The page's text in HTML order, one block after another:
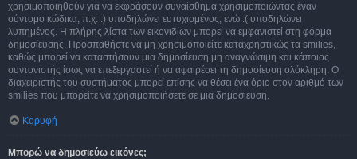
χρησιμοποιηθούν για να εκφράσουν συναίσθημα χρησιμοποιώντας έναν
σύντομο κώδικα, π.χ. :) υποδηλώνει ευτυχισμένος, ενώ :( υποδηλώνει
λυπημένος. Η πλήρης λίστα των εικονιδίων μπορεί να εμφανιστεί στη φόρμα
δημοσίευσης. Προσπαθήστε να μη χρησιμοποιείτε καταχρηστικώς τα smilies,
καθώς μπορεί να καταστήσουν μια δημοσίευση μη αναγνώσιμη και κάποιος
συντονιστής ίσως να επεξεργαστεί ή να αφαιρέσει τη δημοσίευση ολόκληρη. Ο
διαχειριστής του συστήματος μπορεί επίσης να θέσει ένα όριο στον αριθμό των
smilies που μπορείτε να χρησιμοποιήσετε σε μια δημοσίευση.
Κορυφή
Μπορώ να δημοσιεύω εικόνες;